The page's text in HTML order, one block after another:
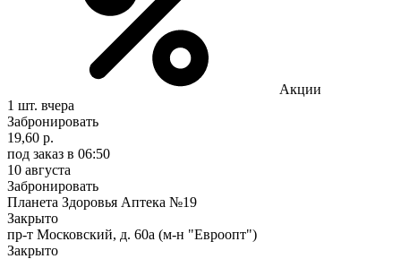
Акции
1 шт. вчера
Забронировать
19,60 р.
под заказ в 06:50
10 августа
Забронировать
Планета Здоровья Аптека №19
Закрыто
пр-т Московский, д. 60а (м-н "Евроопт")
Закрыто